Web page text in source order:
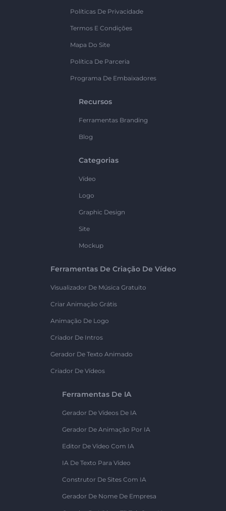
Políticas De Privacidade
Termos E Condições
Mapa Do Site
Política De Parceria
Programa De Embaixadores
Recursos
Ferramentas Branding
Blog
Categorias
Vídeo
Logo
Graphic Design
Site
Mockup
Ferramentas De Criação De Vídeo
Visualizador De Música Gratuito
Criar Animação Grátis
Animação De Logo
Criador De Intros
Gerador De Texto Animado
Criador De Vídeos
Ferramentas De IA
Gerador De Vídeos De IA
Gerador De Animação Por IA
Editor De Vídeo Com IA
IA De Texto Para Vídeo
Construtor De Sites Com IA
Gerador De Nome De Empresa